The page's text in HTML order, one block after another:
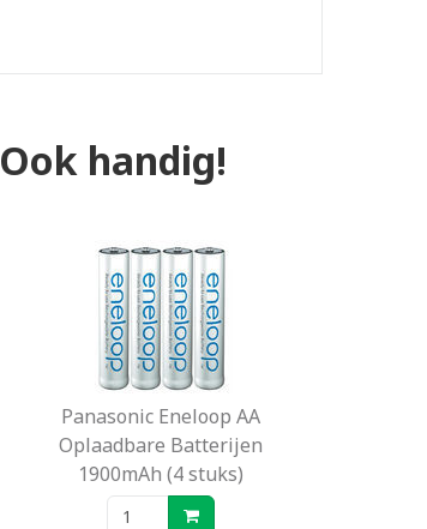
Ook handig!
Panasonic Eneloop AA
Oplaadbare Batterijen
1900mAh (4 stuks)